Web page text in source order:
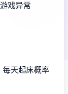
戏异常
每天起床概率